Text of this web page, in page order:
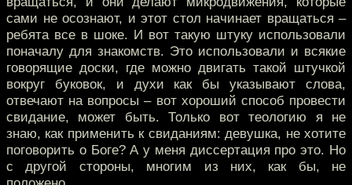
сами не осознают, и этот стол начинает вращаться –
ребята все в шоке. И вот такую штуку использовали
поначалу для знакомств. Это использовали и всякие
говорящие доски, где можно двигать такой штучкой
вокруг буковок, и духи как бы указывают слова,
отвечают на вопросы – вот хороший способ провести
свидание, может быть. Только вот теологию я не
знаю, как применить к свиданиям: девушка, не хотите
поговорить о Боге? А у меня диссертация про это. Но
с другой стороны, многим из них, как бы, не